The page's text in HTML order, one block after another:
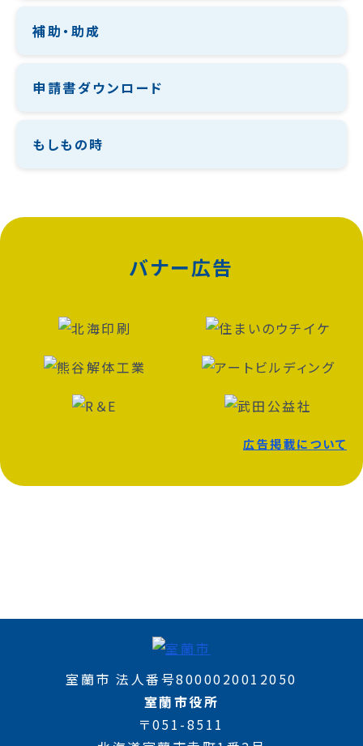
補助・助成
申請書ダウンロード
もしもの時
バナー広告
広告掲載について
室蘭市 法人番号8000020012050
室蘭市役所
〒051-8511